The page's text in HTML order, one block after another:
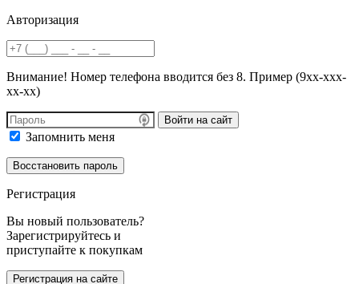
Авторизация
Внимание! Номер телефона вводится без 8. Пример (9хх-ххх-
хх-хх)
Войти на сайт
Запомнить меня
Регистрация
Вы новый пользователь?
Зарегистрируйтесь и
приступайте к покупкам